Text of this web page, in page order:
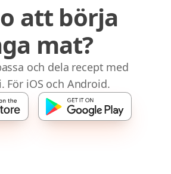
att börja
mat?
och dela recept med
För iOS och Android.